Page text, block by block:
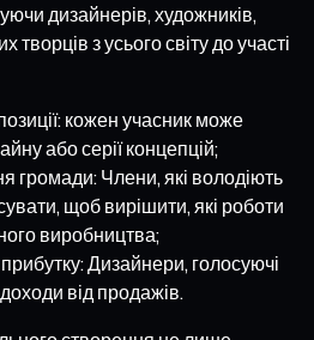
дизайнерів, художників,
з усього світу до участі
кожен учасник може
або серії концепцій;
громади: Члени, які володіють
щоб вирішити, які роботи
виробництва;
Дизайнери, голосуючі
від продажів.